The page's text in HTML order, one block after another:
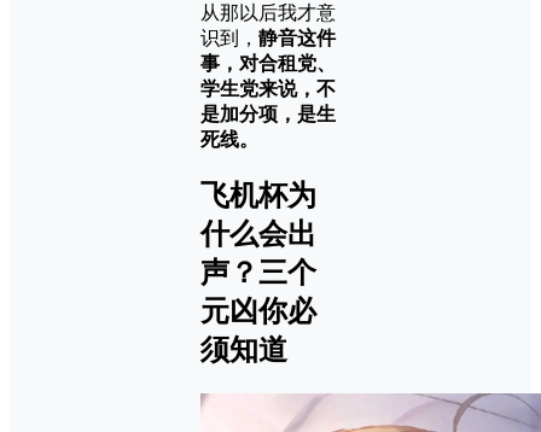
从那以后我才意
识到， 静音这件
事，对合租党、
学生党来说，不
是加分项，是生
死线。
飞机杯为
什么会出
声？三个
元凶你必
须知道